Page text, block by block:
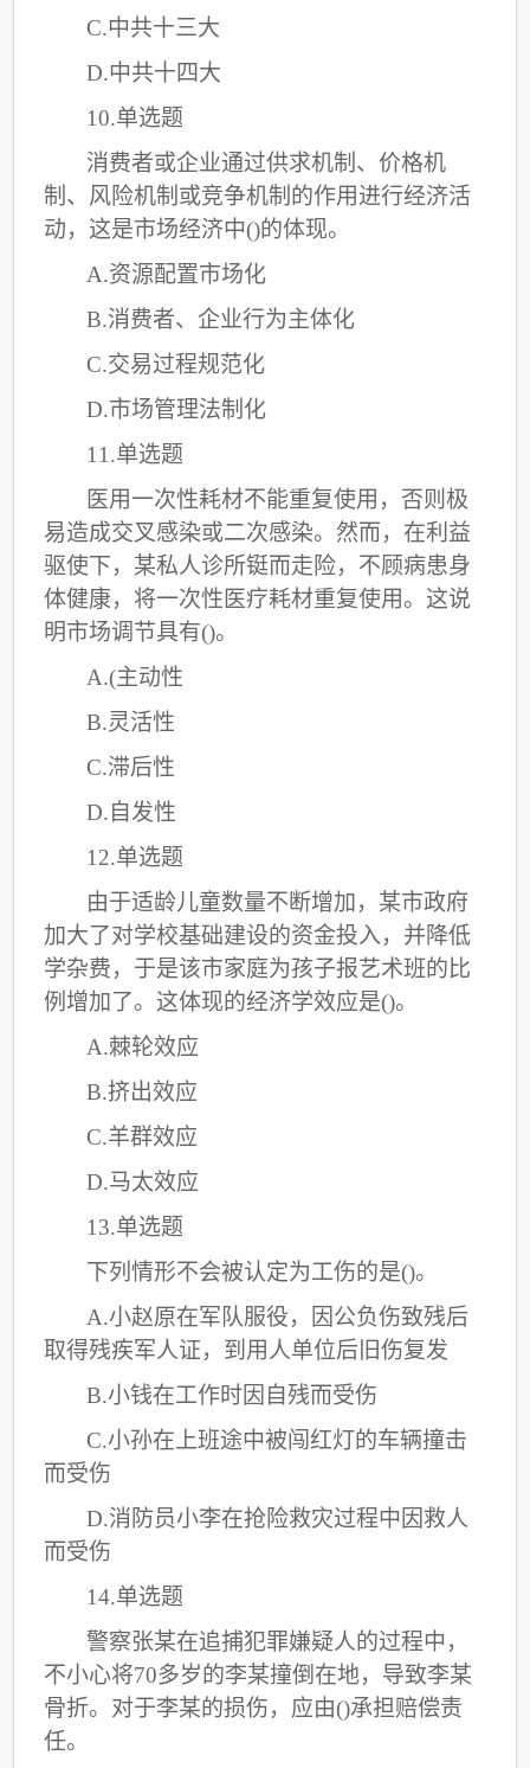
C.中共十三大
D.中共十四大
10.单选题
消费者或企业通过供求机制、价格机
制、风险机制或竞争机制的作用进行经济活
动，这是市场经济中()的体现。
A.资源配置市场化
B.消费者、企业行为主体化
C.交易过程规范化
D.市场管理法制化
11.单选题
医用一次性耗材不能重复使用，否则极
易造成交叉感染或二次感染。然而，在利益
驱使下，某私人诊所铤而走险，不顾病患身
体健康，将一次性医疗耗材重复使用。这说
明市场调节具有()。
A.(主动性
B.灵活性
C.滞后性
D.自发性
12.单选题
由于适龄儿童数量不断增加，某市政府
加大了对学校基础建设的资金投入，并降低
学杂费，于是该市家庭为孩子报艺术班的比
例增加了。这体现的经济学效应是()。
A.棘轮效应
B.挤出效应
C.羊群效应
D.马太效应
13.单选题
下列情形不会被认定为工伤的是()。
A.小赵原在军队服役，因公负伤致残后
取得残疾军人证，到用人单位后旧伤复发
B.小钱在工作时因自残而受伤
C.小孙在上班途中被闯红灯的车辆撞击
而受伤
D.消防员小李在抢险救灾过程中因救人
而受伤
14.单选题
警察张某在追捕犯罪嫌疑人的过程中，
不小心将70多岁的李某撞倒在地，导致李某
骨折。对于李某的损伤，应由()承担赔偿责
任。